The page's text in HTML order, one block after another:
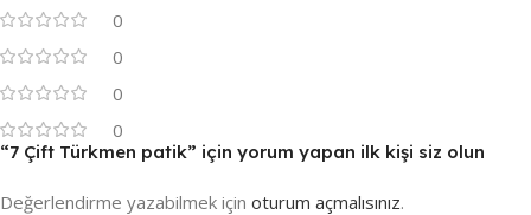
0
0
0
0
“7 Çift Türkmen patik” için yorum yapan ilk kişi siz olun
Değerlendirme yazabilmek için oturum açmalısınız.